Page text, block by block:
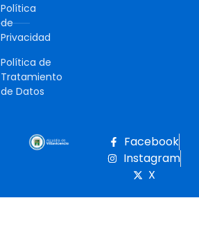
Política
de
Privacidad
Política de
Tratamiento
de Datos
Facebook
Instagram
X